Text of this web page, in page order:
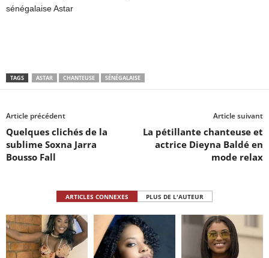
sénégalaise Astar
TAGS ASTAR CHANTEUSE SÉNÉGALAISE
Article précédent
Quelques clichés de la
sublime Soxna Jarra
Bousso Fall
Article suivant
La pétillante chanteuse et
actrice Dieyna Baldé en
mode relax
ARTICLES CONNEXES PLUS DE L'AUTEUR